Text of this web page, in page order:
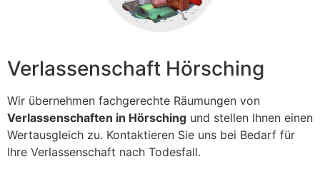
Verlassenschaft Hörsching
Wir übernehmen fachgerechte Räumungen von
Verlassenschaften in Hörsching und stellen Ihnen einen
Wertausgleich zu. Kontaktieren Sie uns bei Bedarf für
Ihre Verlassenschaft nach Todesfall.